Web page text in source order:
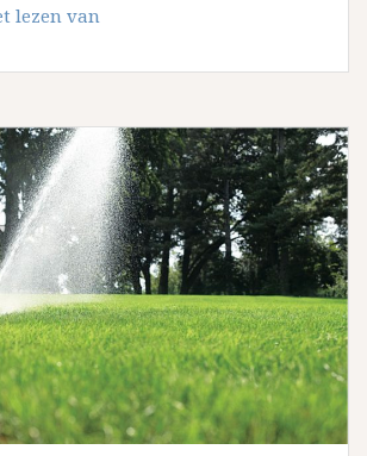
lezen van
of
bestraten?